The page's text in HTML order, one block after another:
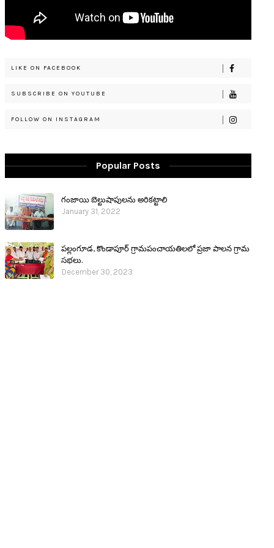
LIKE ON FACEBOOK
SUBSCRIBE ON YOUTUBE
FOLLOW ON INSTAGRAM
Popular Posts
గంజాయి బెల్టుషాపులను అరికట్టాలి
January 31, 2022
పల్లంగూడ, కొండాపూర్ గ్రామపంచాయతిలలో ప్రజా పాలన గ్రామ
సభలు.
December 30, 2023